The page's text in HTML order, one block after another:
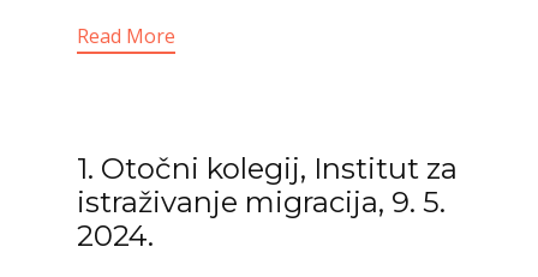
Read More
1. Otočni kolegij, Institut za
istraživanje migracija, 9. 5.
2024.